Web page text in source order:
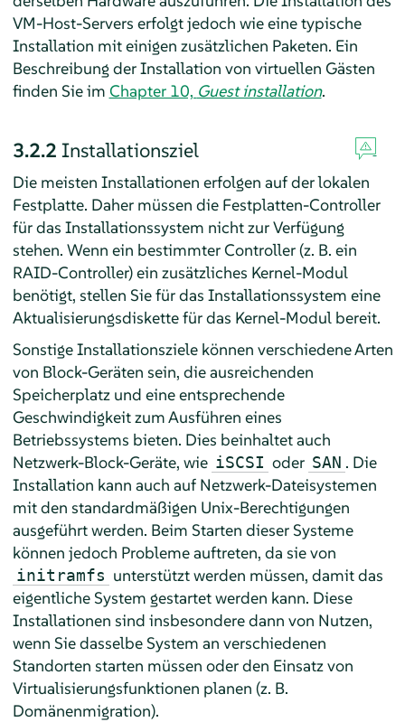
VM-Host-Servers erfolgt jedoch wie eine typische
Installation mit einigen zusätzlichen Paketen. Ein
Beschreibung der Installation von virtuellen Gästen
finden Sie im Chapter 10, Guest installation.
3.2.2 Installationsziel
Die meisten Installationen erfolgen auf der lokalen
Festplatte. Daher müssen die Festplatten-Controller
für das Installationssystem nicht zur Verfügung
stehen. Wenn ein bestimmter Controller (z. B. ein
RAID-Controller) ein zusätzliches Kernel-Modul
benötigt, stellen Sie für das Installationssystem eine
Aktualisierungsdiskette für das Kernel-Modul bereit.
Sonstige Installationsziele können verschiedene Arten
von Block-Geräten sein, die ausreichenden
Speicherplatz und eine entsprechende
Geschwindigkeit zum Ausführen eines
Betriebssystems bieten. Dies beinhaltet auch
Netzwerk-Block-Geräte, wie iSCSI oder SAN . Die
Installation kann auch auf Netzwerk-Dateisystemen
mit den standardmäßigen Unix-Berechtigungen
ausgeführt werden. Beim Starten dieser Systeme
können jedoch Probleme auftreten, da sie von
initramfs unterstützt werden müssen, damit das
eigentliche System gestartet werden kann. Diese
Installationen sind insbesondere dann von Nutzen,
wenn Sie dasselbe System an verschiedenen
Standorten starten müssen oder den Einsatz von
Virtualisierungsfunktionen planen (z. B.
Domänenmigration).